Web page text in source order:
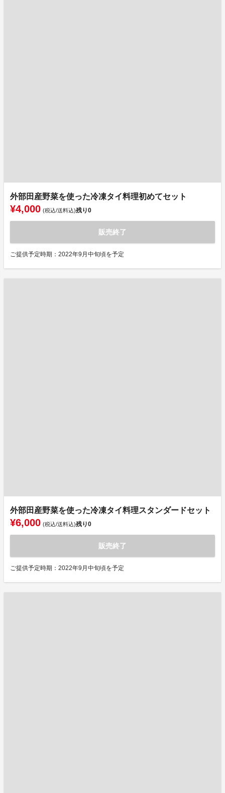
外部田産野菜を使った冷凍タイ料理初めてセット
¥4,000 (税込/送料込)残り0
販売終了
ご提供予定時期：2022年9月中旬頃を予定
外部田産野菜を使った冷凍タイ料理スタンダードセット
¥6,000 (税込/送料込)残り0
販売終了
ご提供予定時期：2022年9月中旬頃を予定